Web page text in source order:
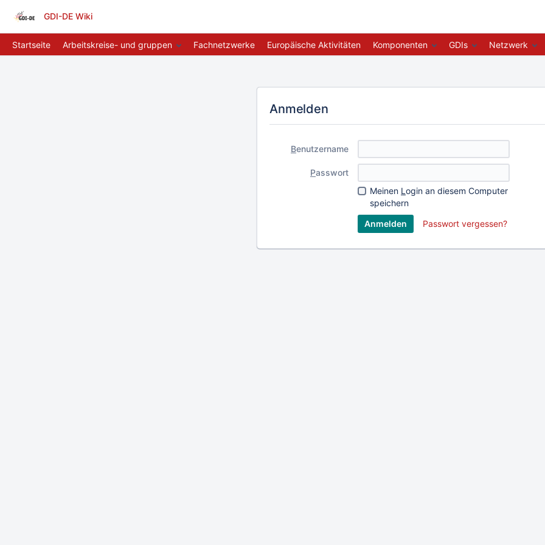
GDI-DE Wiki
Startseite Arbeitskreise- und gruppen Fachnetzwerke Europäische Aktivitäten Komponenten GDIs Netzwerk
Anmelden
Benutzername
Passwort
Meinen L ogin an diesem Computer
speichern
Passwort vergessen?